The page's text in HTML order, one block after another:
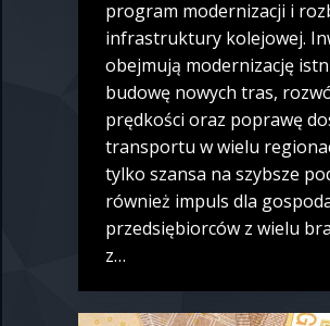
program modernizacji i
infrastruktury kolejowej.
obejmują modernizację
budowę nowych tras,
prędkości oraz poprawę
transportu w wielu
tylko szansa na szybsze
również impuls dla
przedsiębiorców z wielu
z…